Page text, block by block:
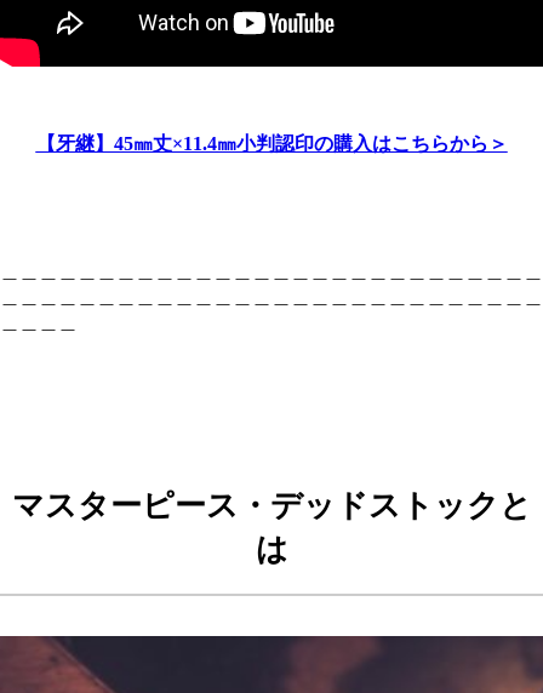
【牙継】45㎜丈×11.4㎜小判認印の購入はこちらから＞
マスターピース・デッドストックと
は